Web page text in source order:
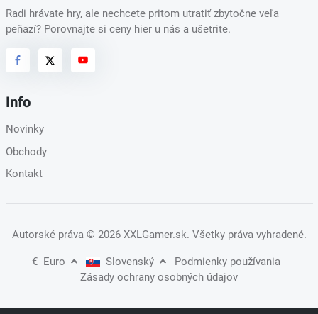
Radi hrávate hry, ale nechcete pritom utratiť zbytočne veľa
peňazí? Porovnajte si ceny hier u nás a ušetrite.
Info
Novinky
Obchody
Kontakt
Autorské práva © 2026 XXLGamer.sk. Všetky práva vyhradené.
€ Euro Slovenský
Podmienky používania
Zásady ochrany osobných údajov